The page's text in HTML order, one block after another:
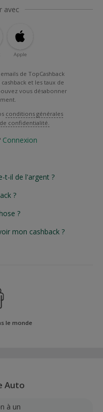
avec
Apple
de TopCashback
et les taux de
vous désabonner
conditions générales
confidentialité.
Connexion
t-il de l'argent ?
?
?
mon cashback ?
le monde
Auto
à un